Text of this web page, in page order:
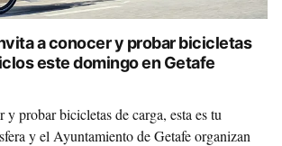
a conocer y probar bicicletas
este domingo en Getafe
y probar bicicletas de carga, esta es tu
y el Ayuntamiento de Getafe organizan